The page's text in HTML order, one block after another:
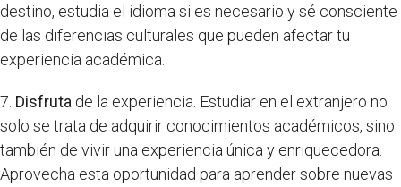
destino, estudia el idioma si es necesario y sé consciente
de las diferencias culturales que pueden afectar tu
experiencia académica.
7. Disfruta de la experiencia. Estudiar en el extranjero no
solo se trata de adquirir conocimientos académicos, sino
también de vivir una experiencia única y enriquecedora.
Aprovecha esta oportunidad para aprender sobre nuevas